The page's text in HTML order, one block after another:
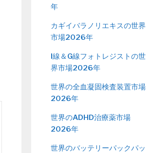
年
カギイバラノリエキスの世界
市場2026年
I線＆G線フォトレジストの世
界市場2026年
世界の全血凝固検査装置市場
2026年
世界のADHD治療薬市場
2026年
世界のバッテリーパックパッ